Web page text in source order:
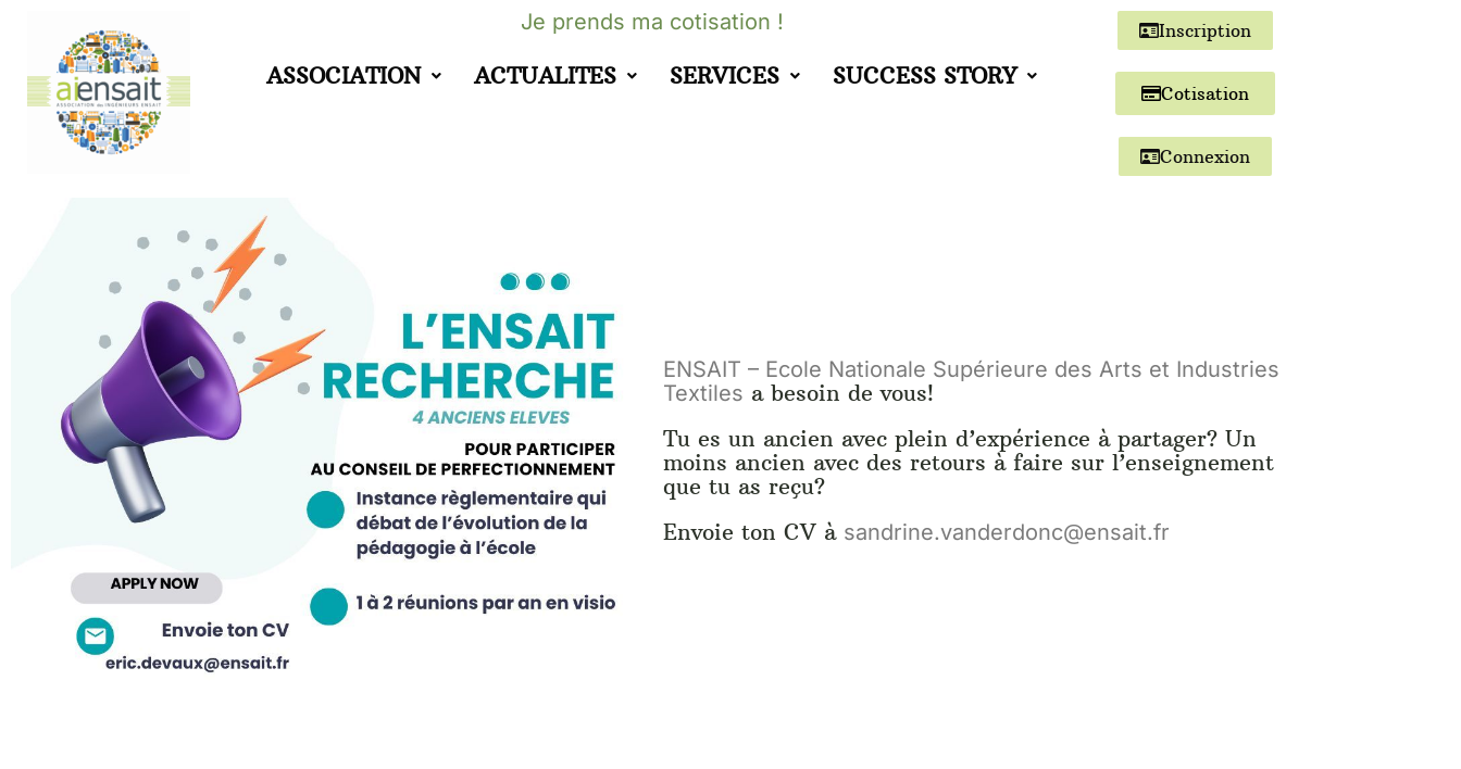
Aller
au
contenu
Je prends ma cotisation !
ASSOCIATION ACTUALITES SERVICES SUCCESS STORY
Inscription
Cotisation
Connexion
ENSAIT – Ecole Nationale Supérieure des Arts et Industries
Textiles a besoin de vous!
Tu es un ancien avec plein d’expérience à partager? Un
moins ancien avec des retours à faire sur l’enseignement
que tu as reçu?
Envoie ton CV à sandrine.vanderdonc@ensait.fr